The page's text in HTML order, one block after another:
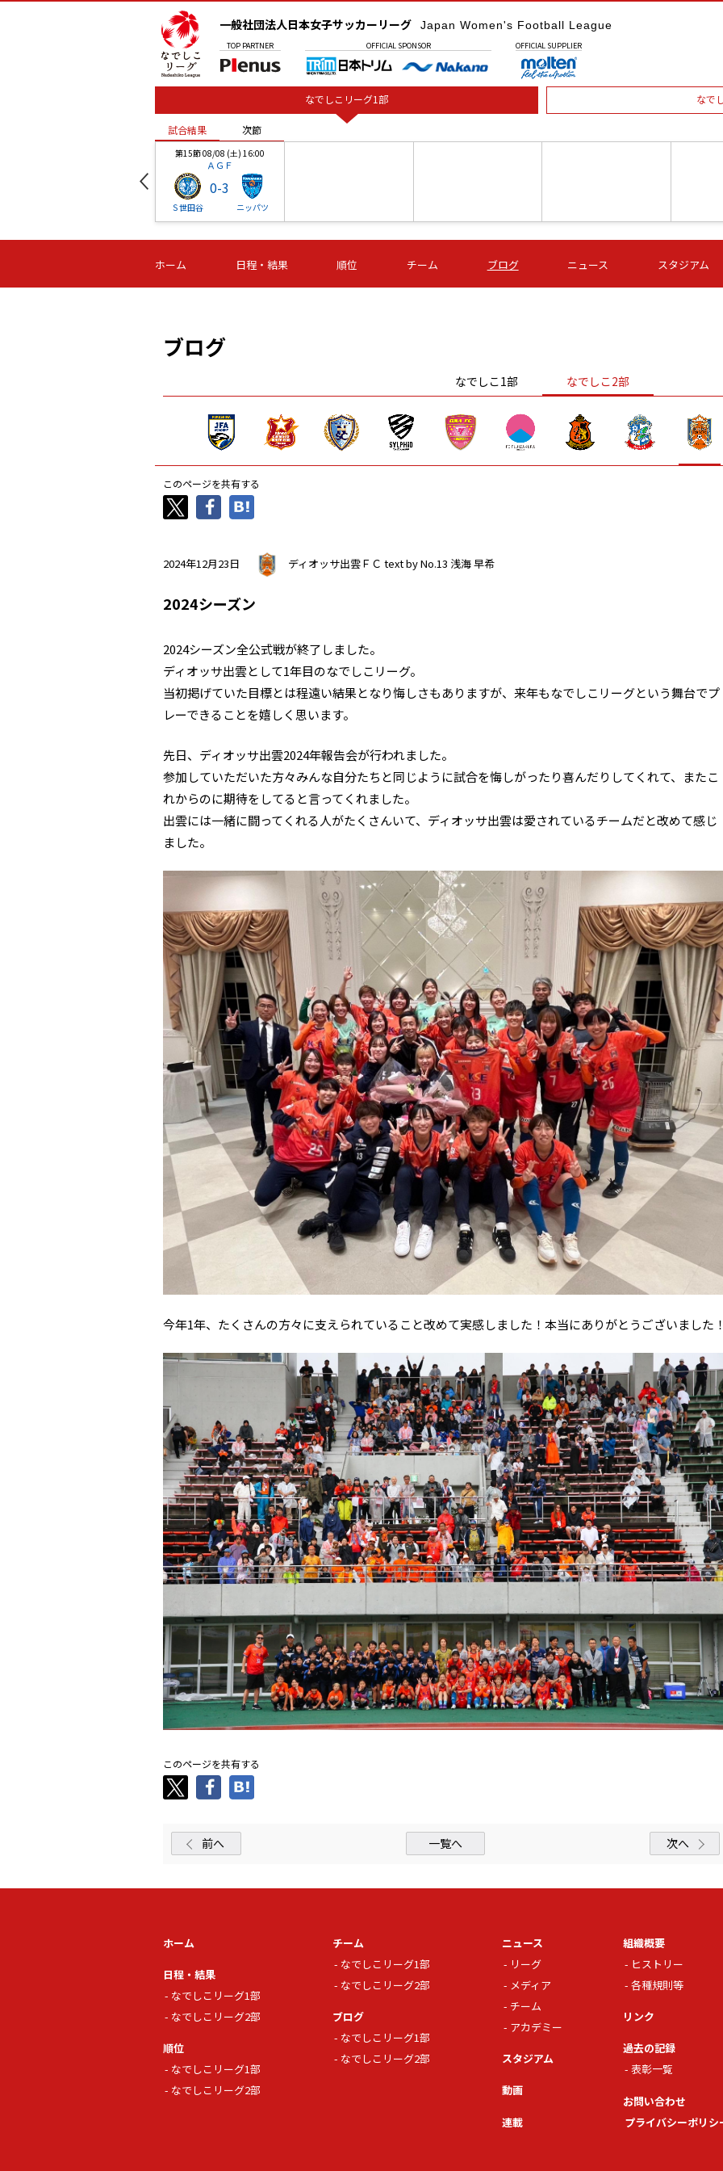
一般社団法人日本女子サッカーリーグ Japan Women's Football League
TOP PARTNER OFFICIAL SPONSOR OFFICIAL SUPPLIER
なでしこリーグ1部 なで
試合結果 次節
第15節 08/08 (土) 16:00
ＡＧＦ
Ｓ世田谷
0-3
ニッパツ
-
第16節 09/05 (土) 15:00
ニッパツ
-
第16節 09/05 (土) 15:00
石人の星
-
第16節 09/05 (土) 16:00
ＡＧＦ
-
いちご
-
第16
試合結果 次節
ホーム 日程・結果 順位 チーム ブログ ニュース スタジアム
ブログ
なでしこ1部 なでしこ2部
このページを共有する
2024年12月23日 ディオッサ出雲ＦＣ text by No.13 浅海 早希
2024シーズン
2024シーズン全公式戦が終了しました。
ディオッサ出雲として1年目のなでしこリーグ。
当初掲げていた目標とは程遠い結果となり悔しさもありますが、来年もなでしこリーグという舞台でプ
レーできることを嬉しく思います。
先日、ディオッサ出雲2024年報告会が行われました。
参加していただいた方々みんな自分たちと同じように試合を悔しがったり喜んだりしてくれて、またこ
れからのに期待をしてると言ってくれました。
出雲には一緒に闘ってくれる人がたくさんいて、ディオッサ出雲は愛されているチームだと改めて感じ
ました。
今年1年、たくさんの方々に支えられていること改めて実感しました！本当にありがとうございました
このページを共有する
前へ 一覧へ 次へ
ホーム
日程・結果
なでしこリーグ1部
なでしこリーグ2部
順位
なでしこリーグ1部
なでしこリーグ2部
チーム
なでしこリーグ1部
なでしこリーグ2部
ブログ
なでしこリーグ1部
なでしこリーグ2部
ニュース
リーグ
メディア
チーム
アカデミー
スタジアム
動画
連載
組織概要
ヒストリー
各種規則等
リンク
過去の記録
表彰一覧
お問い合わせ
プライバシーポリシ